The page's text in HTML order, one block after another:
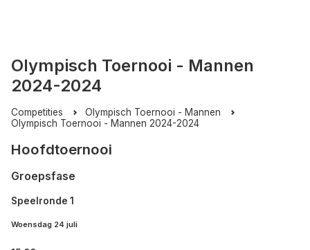
Olympisch Toernooi - Mannen
2024-2024
Competities
Olympisch Toernooi - Mannen
Olympisch Toernooi - Mannen 2024-2024
Hoofdtoernooi
Groepsfase
Speelronde 1
Woensdag 24 juli